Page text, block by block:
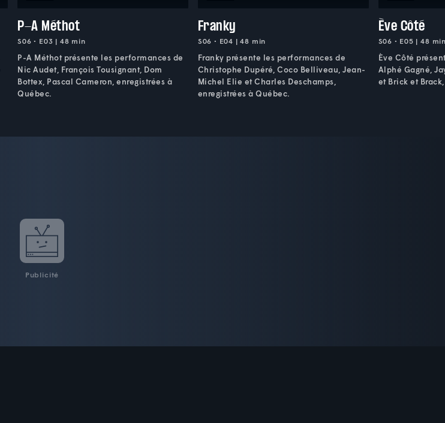
P-A Méthot
S06 • E03 | 48 min
P-A Méthot présente les performances de
Nic Audet, François Tousignant, Dom
Bottex, Pascal Cameron, enregistrées à
Québec.
Franky
S06 • E04 | 48 min
Franky présente les performances de
Christophe Dupéré, Coco Belliveau, Jean-
Michel Elie et Charles Deschamps,
enregistrées à Québec.
Ève Côté
S06 • E05 | 48
Ève Côté
Alphé Gagné,
et Brick et
Publicité